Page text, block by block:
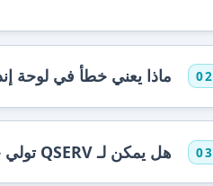
02 ماذا يعني خطأ في لوحة
03 هل يمكن لـ QSERV تولي جهاز إنذار الحريق القديم AMC؟